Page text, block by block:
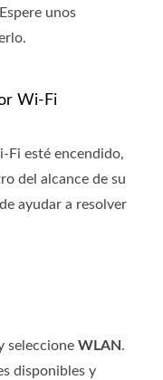
unos
Wi-Fi
Fi esté encendido,
del alcance de su
ayudar a resolver
seleccione WLAN.
disponibles y